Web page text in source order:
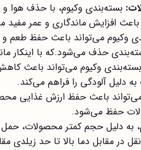
بسته‌بندی وکیوم، با حذف هوا
باعث افزایش ماندگاری و عمر
وکیوم می‌تواند باعث حفظ طعم
حذف می‌شود.که با اینکار
بسته‌بندی وکیوم می‌تواند باعث
دلیل آلودگی را فراهم می‌کند.
باعث حفظ ارزش غذایی
حفظ می‌شود.
به دلیل حجم کمتر محصولات،
در مقابل دما بالا تا حد زیلدی